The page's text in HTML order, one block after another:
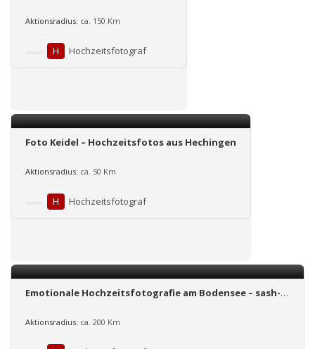
Aktionsradius: ca. 150 Km
H Hochzeitsfotograf
Foto Keidel – Hochzeitsfotos aus Hechingen
Aktionsradius: ca. 50 Km
H Hochzeitsfotograf
Emotionale Hochzeitsfotografie am Bodensee – sash-
Aktionsradius: ca. 200 Km